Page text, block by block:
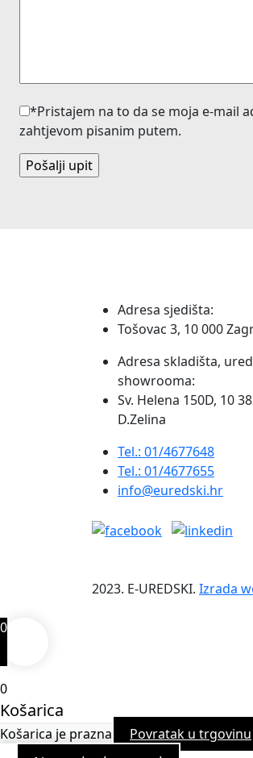
*Pristajem na to da se moja e-mail
zahtjevom pisanim putem.
Adresa sjedišta:
Tošovac 3, 10 000
Adresa skladišta,
showrooma:
Sv. Helena 150D, 10
D.Zelina
Tel.: 01/4677648
Tel.: 01/4677655
info@euredski.hr
2023. E-UREDSKI. Izrada
0
0
Košarica
Košarica je prazna Povratak u trgovinu